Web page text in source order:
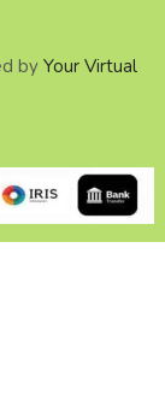
by Your Virtual